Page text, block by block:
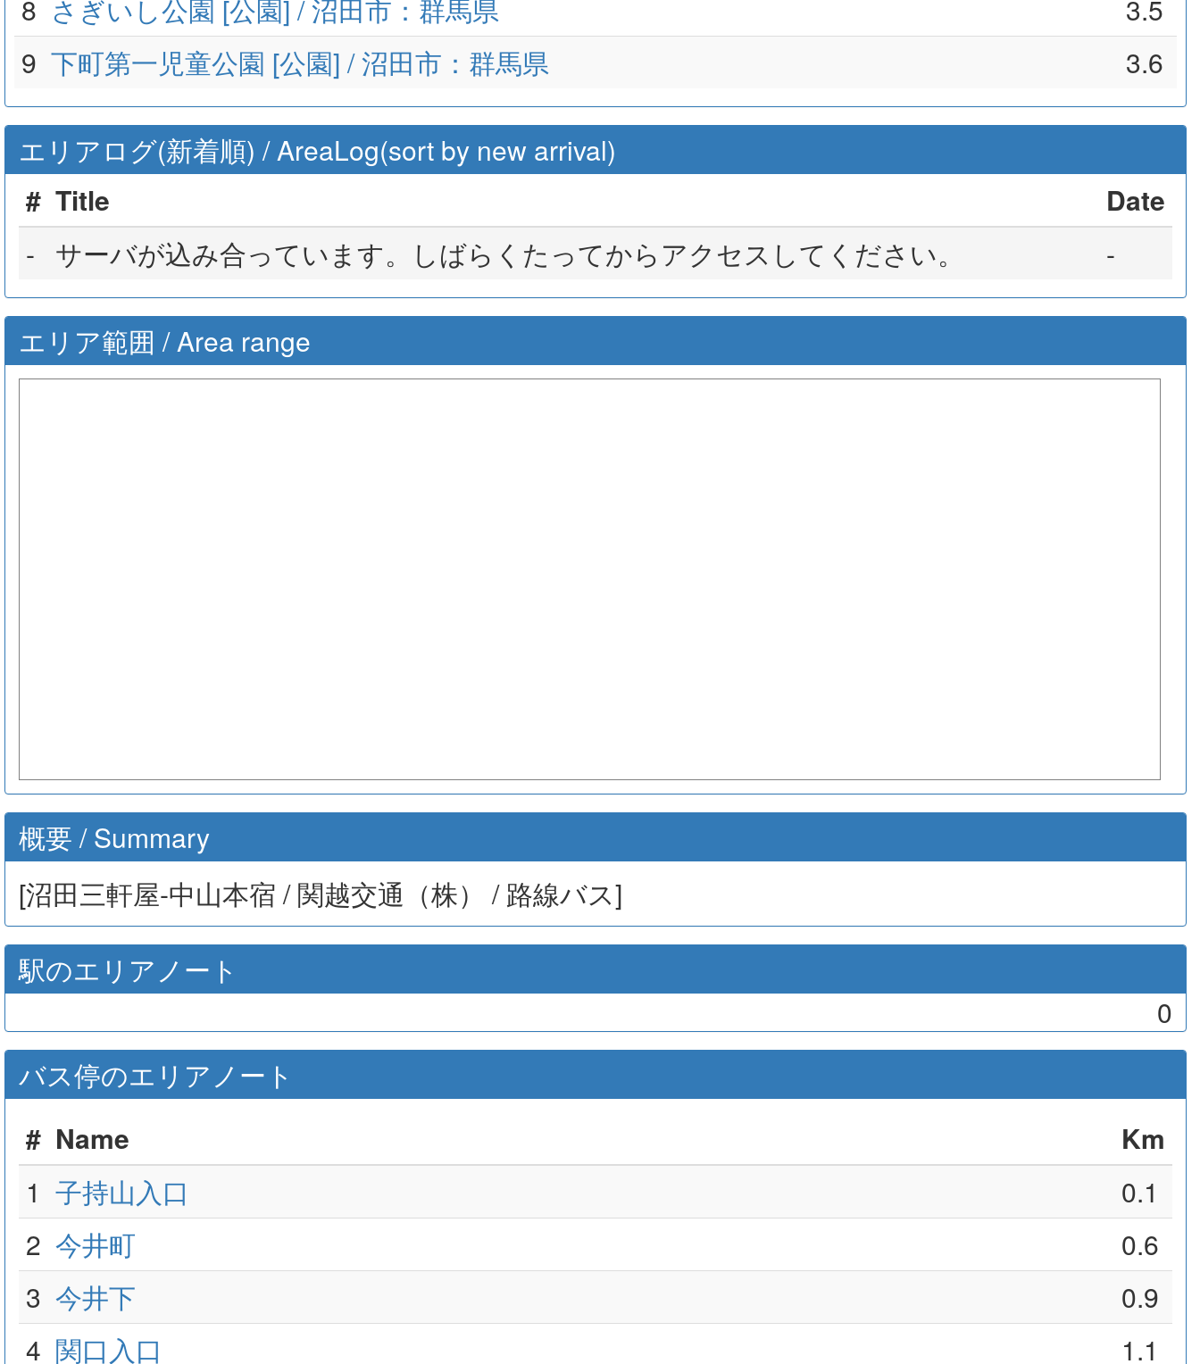
8 さぎいし公園 [公園] / 沼田市：群馬県
3.5
9 下町第一児童公園 [公園] / 沼田市：群馬県 3.6
エリアログ(新着順) / AreaLog(sort by new arrival)
# Title
Date
- サーバが込み合っています。しばらくたってからアクセスしてください。 -
エリア範囲 / Area range
概要 / Summary
[沼田三軒屋-中山本宿 / 関越交通（株） / 路線バス]
駅のエリアノート
0
バス停のエリアノート
# Name
Km
1 子持山入口
0.1
2 今井町
0.6
3 今井下
0.9
4 関口入口 1.1